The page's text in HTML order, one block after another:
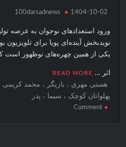
100darsadnews 1404-10-02
ورود استعدادهای نوجوان به عرصه
نویدبخش آینده‌ای پویا برای
یکی از همین چهره‌های نوظهور است
اثر … READ MORE
هستی مهری ، بازیگر ، محمد کریمی
پهلوانان کوچک ، سیما ، پدر
Comment
on